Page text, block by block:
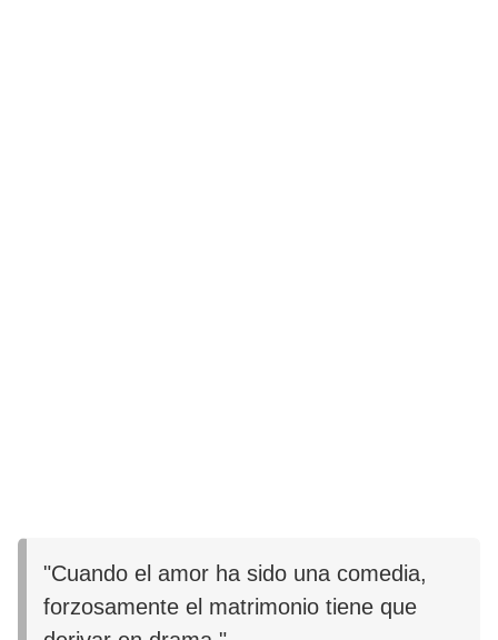
"Cuando el amor ha sido una comedia,
forzosamente el matrimonio tiene que